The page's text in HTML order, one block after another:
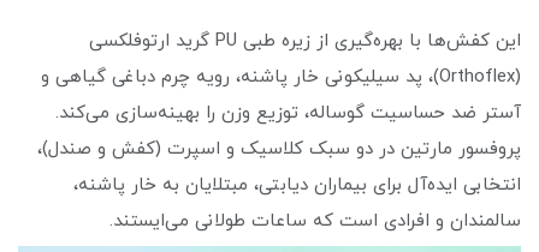
این کفش‌ها با بهره‌گیری از زیره طبی PU گرید ارتوفلکسی
(Orthoflex)، پد سیلیکونی خار پاشنه، رویه چرم دباغی گیاهی و
آستر ضد حساسیت گوساله، توزیع وزن را بهینه‌سازی می‌کند.
پروفسور مارتین در دو سبک کلاسیک و اسپرت (کفش و صندل)،
انتخابی ایده‌آل برای بیماران دیابتی، مبتلایان به خار پاشنه،
سالمندان و افرادی است که ساعات طولانی می‌ایستند.